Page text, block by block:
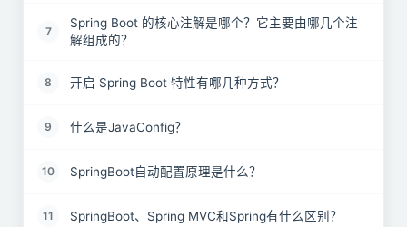
7
Spring Boot 的核心注解是哪个？它主要由哪几个注
解组成的？
8 开启 Spring Boot 特性有哪几种方式？
9 什么是JavaConfig？
10 SpringBoot自动配置原理是什么？
11 SpringBoot、Spring MVC和Spring有什么区别？